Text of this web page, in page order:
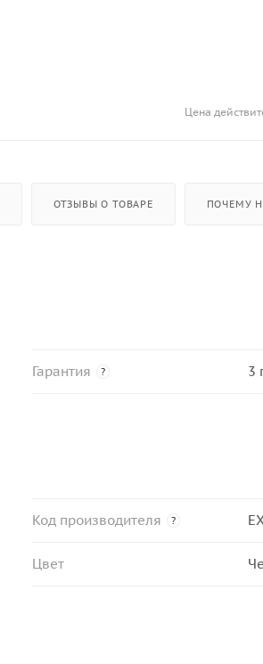
Цена
ОТЗЫВЫ О ТОВАРЕ ПОЧЕМУ
Гарантия ? 3
Код производителя ?
Цвет